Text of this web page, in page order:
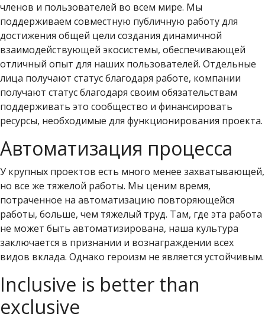
членов и пользователей во всем мире. Мы
поддерживаем совместную публичную работу для
достижения общей цели создания динамичной
взаимодействующей экосистемы, обеспечивающей
отличный опыт для наших пользователей. Отдельные
лица получают статус благодаря работе, компании
получают статус благодаря своим обязательствам
поддерживать это сообщество и финансировать
ресурсы, необходимые для функционирования проекта.
Автоматизация процесса
У крупных проектов есть много менее захватывающей,
но все же тяжелой работы. Мы ценим время,
потраченное на автоматизацию повторяющейся
работы, больше, чем тяжелый труд. Там, где эта работа
не может быть автоматизирована, наша культура
заключается в признании и вознаграждении всех
видов вклада. Однако героизм не является устойчивым.
Inclusive is better than
exclusive